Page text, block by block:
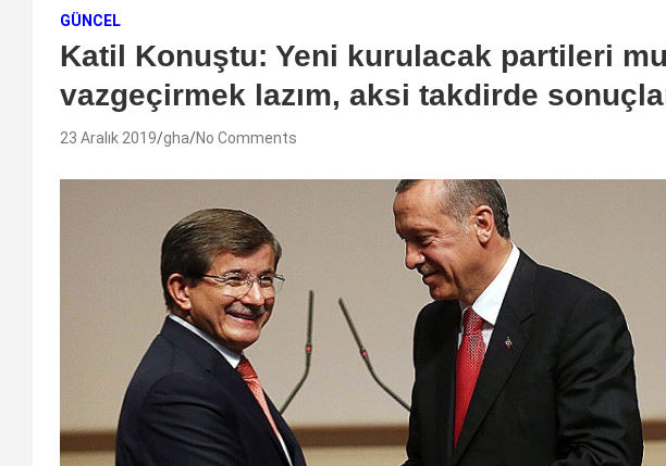
GÜNCEL
Katil Konuştu: Yeni kurulacak partileri
vazgeçirmek lazım, aksi takdirde
23 Aralık 2019 gha No Comments